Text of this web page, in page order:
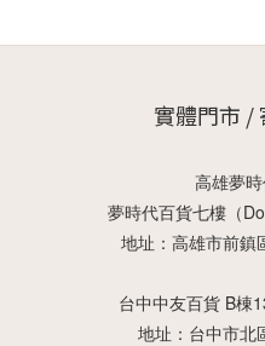
實體門市 /
高雄夢
夢時代百貨七樓（
地址：高雄市前鎮
台中中友百貨 B棟
地址：台中市北